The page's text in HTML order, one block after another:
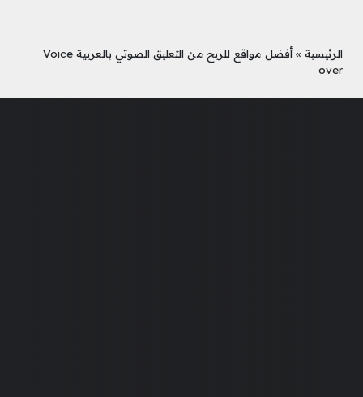
الرئيسية »
أفضل مواقع للربح من التعليق الصوتي بالعربية Voice
over